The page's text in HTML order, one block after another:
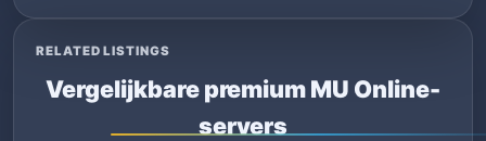
RELATED LISTINGS
Vergelijkbare premium MU Online-
servers